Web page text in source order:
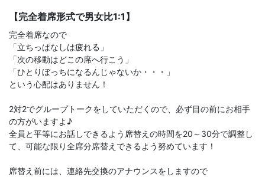
【完全着席形式で男女比1:1】
完全着席なので
「立ちっぱなしは疲れる」
「次の移動はどこの席へ行こう」
「ひとりぼっちになるんじゃないか・・・」
という心配はありません！
2対2でグループトークをしていただくので、必ず目の前にお相手
の方がいますよ♪
全員と平等にお話しできるよう席替えの時間を20～30分で調整し
て、可能な限り全席分席替えできるよう努めています！
席替え前には、連絡先交換のアナウンスをしますので